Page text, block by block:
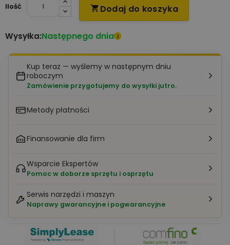
Ilość
 Dodaj do koszyka
Wysyłka:Następnego dnia i
Kup teraz — wyślemy w następnym dniu
roboczym
Zamówienie przygotujemy do wysyłki jutro.
Metody płatności
Finansowanie dla firm
Wsparcie Ekspertów
Pomoc w doborze sprzętu i osprzętu
Serwis narzędzi i maszyn
Naprawy gwarancyjne i pogwarancyjne